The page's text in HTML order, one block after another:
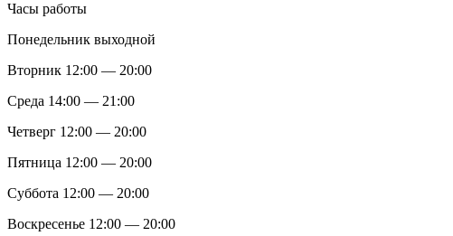
Часы работы
Понедельник выходной
Вторник 12:00 — 20:00
Среда 14:00 — 21:00
Четверг 12:00 — 20:00
Пятница 12:00 — 20:00
Суббота 12:00 — 20:00
Воскресенье 12:00 — 20:00